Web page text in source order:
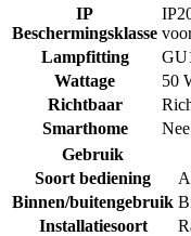
IP
Beschermingsklasse
Lampfitting
Wattage
50
Richtbaar
Smarthome
Nee
Gebruik
Soort bediening
Binnen/buitengebruik
Installatiesoort